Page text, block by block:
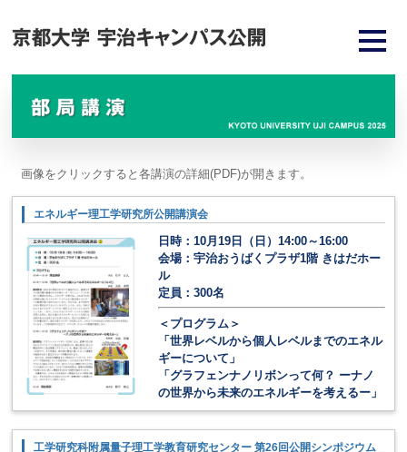
画像をクリックすると各講演の詳細(PDF)が開きます。
エネルギー理工学研究所公開講演会
日時：10月19日（日）14:00～16:00
会場：宇治おうばくプラザ1階 きはだホー
ル
定員：300名
＜プログラム＞
「世界レベルから個人レベルまでのエネル
ギーについて」
「グラフェンナノリボンって何？ ーナノ
の世界から未来のエネルギーを考えるー」
工学研究科附属量子理工学教育研究センター 第26回公開シンポジウム